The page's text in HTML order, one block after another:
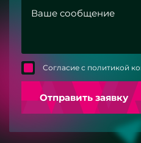
Согласие с политикой
Отправить заявку